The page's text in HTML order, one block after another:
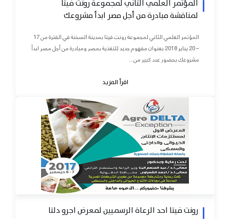
المؤتمر العلمي الثاني لمجموعة رونت فيتا
لمناقشة مبادرة من أجل مصر ابدأ مشروعك
المؤتمر العلمي الثاني لمجموعة رونت فيتا بمدينة السخنة في الفترة من 17
– 20 يناير 2018 بعنوان مفهوم جديد للتغذية بمصر ومبادرة من أجل مصر ابدأ
مشروعك بحضور عدد كبير من...
اقرأ المزيد
رونت فيتا احد الرعاة الرسميين لمعرض اجرو دلتا